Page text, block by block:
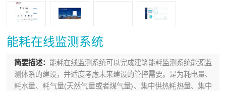
能耗在线监测系统
简要描述： 能耗在线监测系统可以完成建筑能耗监测系统能源监
测体系的建设，并适度考虑未来建设的管控需要。是为耗电量、
耗水量、耗气量(天然气量或者煤气量)、集中供热耗热量、集中